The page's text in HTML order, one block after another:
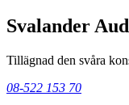
Svalander
Tillägnad den svåra
08-522 153 70